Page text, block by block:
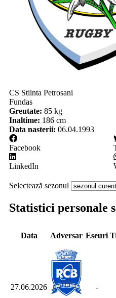
CS Stiinta Petrosani
Fundas
Greutate: 85 kg
Inaltime: 186 cm
Data nasterii: 06.04.1993
Facebook
LinkedIn
Selectează sezonul
Statistici personale
Data Adversar Eseuri
27.06.2026 -